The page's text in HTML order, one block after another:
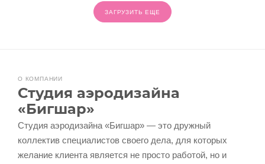
ЗАГРУЗИТЬ ЕЩЕ
Студия аэродизайна
«Бигшар»
Студия аэродизайна «Бигшар» — это дружный
коллектив специалистов своего дела, для которых
желание клиента является не просто работой, но и
О КОМПАНИИ